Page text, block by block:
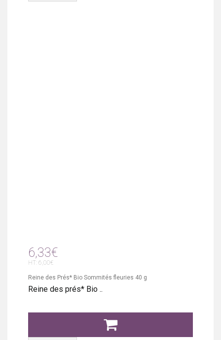
6,33€
HT: 6,00€
Reine des Prés* Bio Sommités fleuries 40 g
Reine des prés* Bio ..